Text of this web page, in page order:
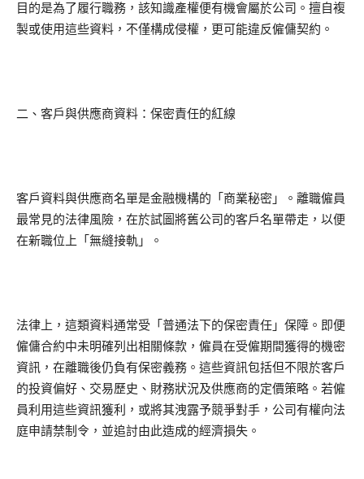
目的是為了履行職務，該知識產權便有機會屬於公司。擅自複
製或使用這些資料，不僅構成侵權，更可能違反僱傭契約。
二、客戶與供應商資料：保密責任的紅線
客戶資料與供應商名單是金融機構的「商業秘密」。離職僱員
最常見的法律風險，在於試圖將舊公司的客戶名單帶走，以便
在新職位上「無縫接軌」。
法律上，這類資料通常受「普通法下的保密責任」保障。即便
僱傭合約中未明確列出相關條款，僱員在受僱期間獲得的機密
資訊，在離職後仍負有保密義務。這些資訊包括但不限於客戶
的投資偏好、交易歷史、財務狀況及供應商的定價策略。若僱
員利用這些資訊獲利，或將其洩露予競爭對手，公司有權向法
庭申請禁制令，並追討由此造成的經濟損失。